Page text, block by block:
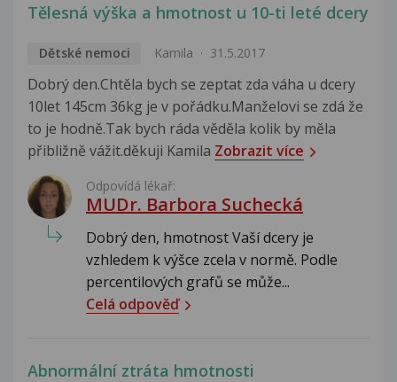
Tělesná výška a hmotnost u 10-ti leté dcery
Dětské nemoci Kamila 31.5.2017
Dobrý den.Chtěla bych se zeptat zda váha u dcery
10let 145cm 36kg je v pořádku.Manželovi se zdá že
to je hodně.Tak bych ráda věděla kolik by měla
přibližně vážit.děkuji Kamila Zobrazit více
Odpovídá lékař:
MUDr. Barbora Suchecká
Dobrý den, hmotnost Vaší dcery je
vzhledem k výšce zcela v normě. Podle
percentilových grafů se může...
Celá odpověď
Abnormální ztráta hmotnosti